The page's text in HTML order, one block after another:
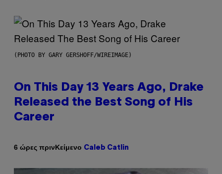
(PHOTO BY GARY GERSHOFF/WIREIMAGE)
On This Day 13 Years Ago, Drake
Released the Best Song of His
Career
6 ώρες πρινΚείμενο Caleb Catlin